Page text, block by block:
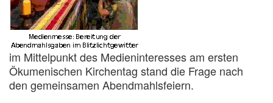
im Mittelpunkt des Medieninteresses am ersten
Ökumenischen Kirchentag stand die Frage nach
den gemeinsamen Abendmahlsfeiern.